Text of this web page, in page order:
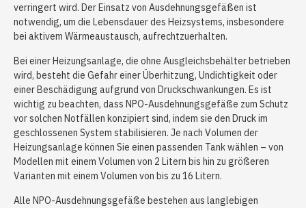
verringert wird. Der Einsatz von Ausdehnungsgefäßen ist
notwendig, um die Lebensdauer des Heizsystems, insbesondere
bei aktivem Wärmeaustausch, aufrechtzuerhalten.
Bei einer Heizungsanlage, die ohne Ausgleichsbehälter betrieben
wird, besteht die Gefahr einer Überhitzung, Undichtigkeit oder
einer Beschädigung aufgrund von Druckschwankungen. Es ist
wichtig zu beachten, dass NPO-Ausdehnungsgefäße zum Schutz
vor solchen Notfällen konzipiert sind, indem sie den Druck im
geschlossenen System stabilisieren. Je nach Volumen der
Heizungsanlage können Sie einen passenden Tank wählen – von
Modellen mit einem Volumen von 2 Litern bis hin zu größeren
Varianten mit einem Volumen von bis zu 16 Litern.
Alle NPO-Ausdehnungsgefäße bestehen aus langlebigen